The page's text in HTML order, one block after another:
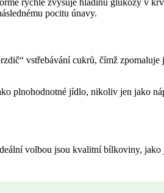
pocitu únavy.
vstřebávání cukrů, čímž
plnohodnotné jídlo, nikoliv jen jako
volbou jsou kvalitní bílkoviny,